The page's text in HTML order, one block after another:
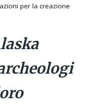
per la creazione